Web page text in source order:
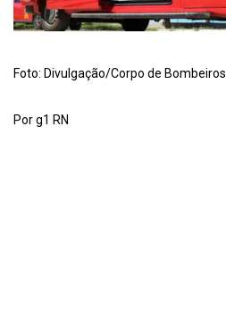
Foto: Divulgação/Corpo de Bombeiros
Por g1 RN